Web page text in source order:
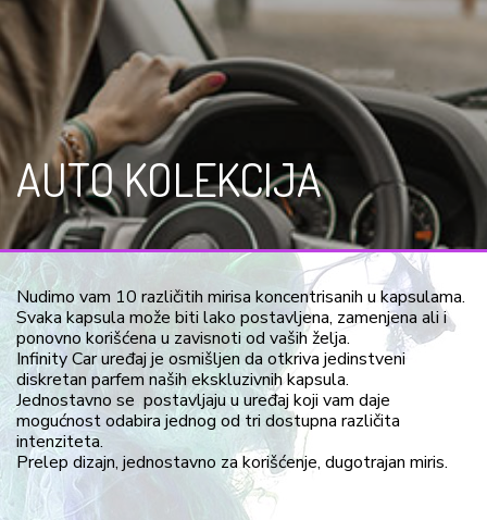
AUTO KOLEKCIJA
Nudimo vam 10 različitih mirisa koncentrisanih u kapsulama.
Svaka kapsula može biti lako postavljena, zamenjena ali i
ponovno korišćena u zavisnoti od vaših želja.
Infinity Car uređaj je osmišljen da otkriva jedinstveni
diskretan parfem naših ekskluzivnih kapsula.
Jednostavno se postavljaju u uređaj koji vam daje
mogućnost odabira jednog od tri dostupna različita
intenziteta.
Prelep dizajn, jednostavno za korišćenje, dugotrajan miris.